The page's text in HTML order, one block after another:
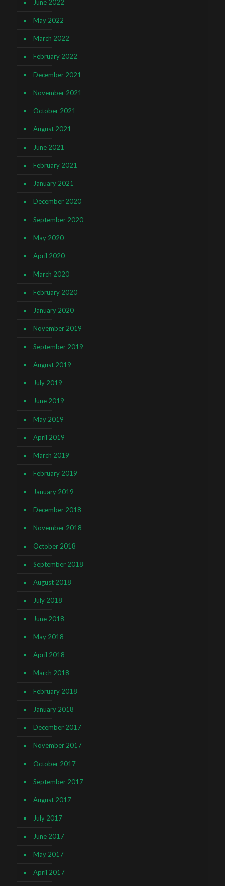
June 2022
May 2022
March 2022
February 2022
December 2021
November 2021
October 2021
August 2021
June 2021
February 2021
January 2021
December 2020
September 2020
May 2020
April 2020
March 2020
February 2020
January 2020
November 2019
September 2019
August 2019
July 2019
June 2019
May 2019
April 2019
March 2019
February 2019
January 2019
December 2018
November 2018
October 2018
September 2018
August 2018
July 2018
June 2018
May 2018
April 2018
March 2018
February 2018
January 2018
December 2017
November 2017
October 2017
September 2017
August 2017
July 2017
June 2017
May 2017
April 2017